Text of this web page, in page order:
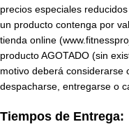
precios especiales
un producto contenga por
tienda online
producto AGOTADO (sin
motivo deberá considerarse
despacharse, entregarse o
Tiempos de Entrega: